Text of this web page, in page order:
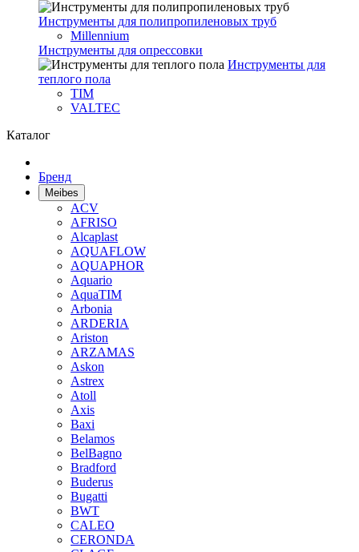
Инструменты для полипропиленовых труб
Millennium
Инструменты для опрессовки
Инструменты для
теплого пола
TIM
VALTEC
Каталог
Бренд
Meibes
ACV
AFRISO
Alcaplast
AQUAFLOW
AQUAPHOR
Aquario
AquaTIM
Arbonia
ARDERIA
Ariston
ARZAMAS
Askon
Astrex
Atoll
Axis
Baxi
Belamos
BelBagno
Bradford
Buderus
Bugatti
BWT
CALEO
CERONDA